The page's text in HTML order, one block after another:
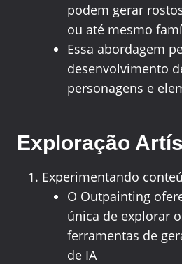
podem gerar
ou até mesmo
Essa abordagem
desenvolvimento
personagens e
Exploração
Experimentando
O Outpainting
única de explorar
ferramentas de
de IA